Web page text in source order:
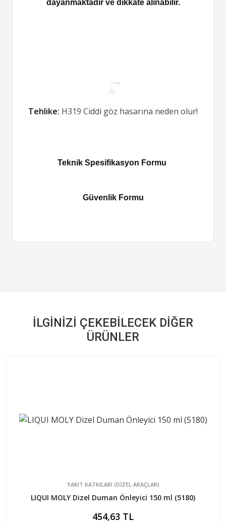
dayanmaktadır ve dikkate alınabilir.
Tehlike: H319 Ciddi göz hasarına neden olur!
Teknik Spesifikasyon Formu
Güvenlik Formu
İLGINIZI ÇEKEBILECEK DIĞER
ÜRÜNLER
YAKIT KATKILARI (DIZEL ARAÇLAR)
LIQUI MOLY Dizel Duman Önleyici 150 ml (5180)
454,63 TL